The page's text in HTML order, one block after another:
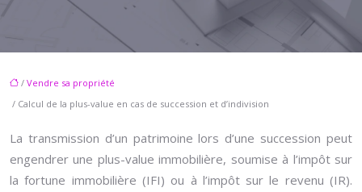
/ Vendre sa propriété
/ Calcul de la plus-value en cas de succession et d’indivision
La transmission d’un patrimoine lors d’une succession peut
engendrer une plus-value immobilière, soumise à l’impôt sur
la fortune immobilière (IFI) ou à l’impôt sur le revenu (IR).